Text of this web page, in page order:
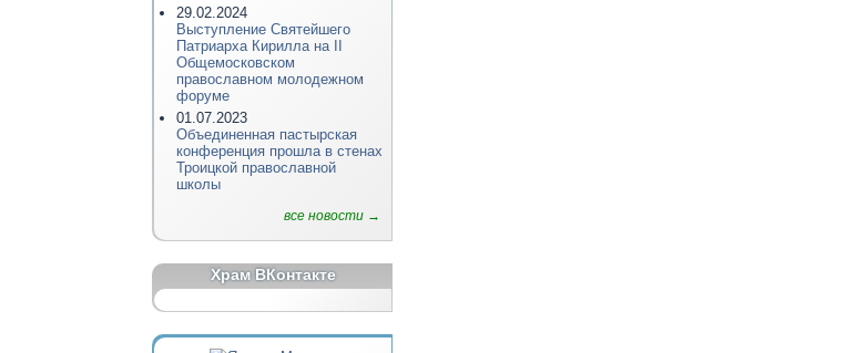
29.02.2024
Выступление Святейшего
Патриарха Кирилла на II
Общемосковском
православном молодежном
форуме
01.07.2023
Объединенная пастырская
конференция прошла в стенах
Троицкой православной
школы
все новости →
Храм ВКонтакте